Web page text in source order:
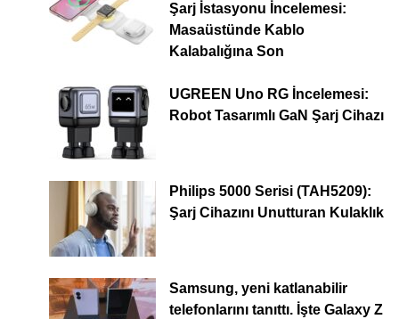
Şarj İstasyonu İncelemesi:
Masaüstünde Kablo
Kalabalığına Son
UGREEN Uno RG İncelemesi:
Robot Tasarımlı GaN Şarj Cihazı
Philips 5000 Serisi (TAH5209):
Şarj Cihazını Unutturan Kulaklık
Samsung, yeni katlanabilir
telefonlarını tanıttı. İşte Galaxy Z